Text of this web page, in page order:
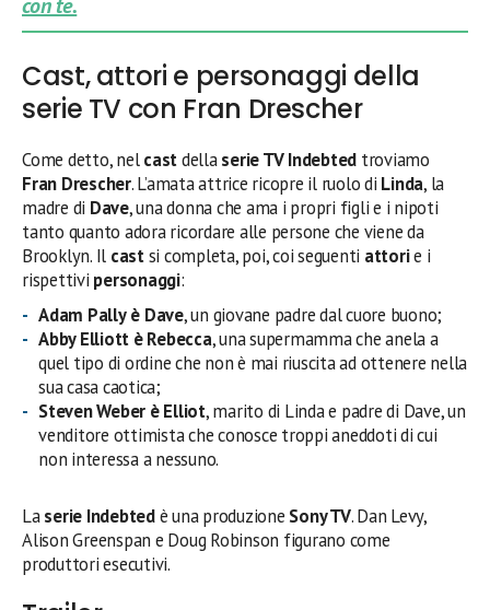
con te.
Cast, attori e personaggi della
serie TV con Fran Drescher
Come detto, nelcastdellaserie TV Indebted troviamo
Fran Drescher. L’amata attrice ricopre il ruolo di Linda, la
madre di Dave, una donna che ama i propri figli e i nipoti
tanto quanto adora ricordare alle persone che viene da
Brooklyn. Il castsi completa, poi, coi seguenti attorie i
rispettivi personaggi:
Adam Pally è Dave, un giovane padre dal cuore buono;
Abby Elliott è Rebecca, una supermamma che anela a
quel tipo di ordine che non è mai riuscita ad ottenere nella
sua casa caotica;
Steven Weber è Elliot, marito di Linda e padre di Dave, un
venditore ottimista che conosce troppi aneddoti di cui
non interessa a nessuno.
Laserie Indebtedè una produzione Sony TV. Dan Levy,
Alison Greenspan e Doug Robinson figurano come
produttori esecutivi.